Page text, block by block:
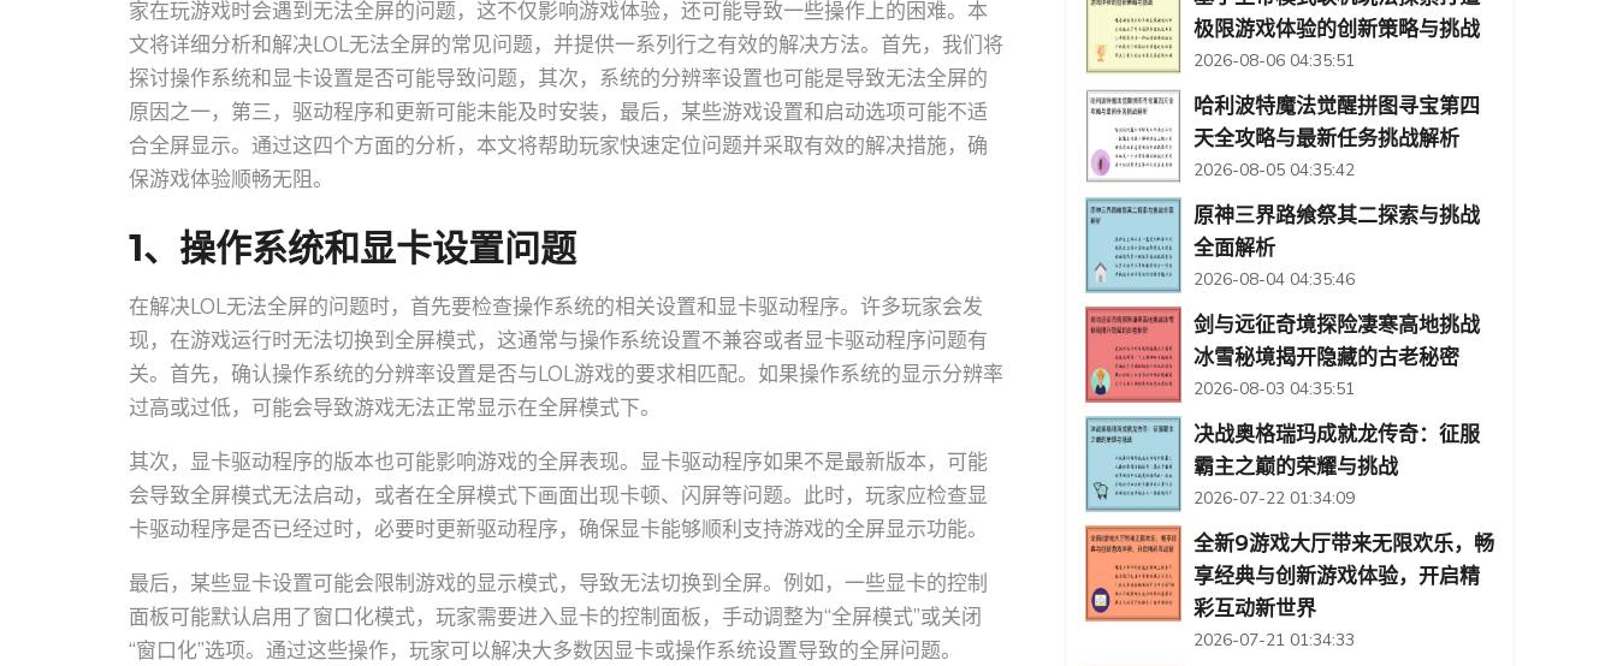
家在玩游戏时会遇到无法全屏的问题，这不仅影响游戏体验，还可能导致一些操作上的困难。本
文将详细分析和解决LOL无法全屏的常见问题，并提供一系列行之有效的解决方法。首先，我们将
探讨操作系统和显卡设置是否可能导致问题，其次，系统的分辨率设置也可能是导致无法全屏的
原因之一，第三，驱动程序和更新可能未能及时安装，最后，某些游戏设置和启动选项可能不适
合全屏显示。通过这四个方面的分析，本文将帮助玩家快速定位问题并采取有效的解决措施，确
保游戏体验顺畅无阻。
1、操作系统和显卡设置问题
在解决LOL无法全屏的问题时，首先要检查操作系统的相关设置和显卡驱动程序。许多玩家会发
现，在游戏运行时无法切换到全屏模式，这通常与操作系统设置不兼容或者显卡驱动程序问题有
关。首先，确认操作系统的分辨率设置是否与LOL游戏的要求相匹配。如果操作系统的显示分辨率
过高或过低，可能会导致游戏无法正常显示在全屏模式下。
其次，显卡驱动程序的版本也可能影响游戏的全屏表现。显卡驱动程序如果不是最新版本，可能
会导致全屏模式无法启动，或者在全屏模式下画面出现卡顿、闪屏等问题。此时，玩家应检查显
卡驱动程序是否已经过时，必要时更新驱动程序，确保显卡能够顺利支持游戏的全屏显示功能。
最后，某些显卡设置可能会限制游戏的显示模式，导致无法切换到全屏。例如，一些显卡的控制
面板可能默认启用了窗口化模式，玩家需要进入显卡的控制面板，手动调整为“全屏模式”或关闭
“窗口化”选项。通过这些操作，玩家可以解决大多数因显卡或操作系统设置导致的全屏问题。
极限游戏体验的创新策略与挑战
2026-08-06 04:35:51
哈利波特魔法觉醒拼图寻宝第四
天全攻略与最新任务挑战解析
2026-08-05 04:35:42
原神三界路飨祭其二探索与挑战
全面解析
2026-08-04 04:35:46
剑与远征奇境探险凄寒高地挑战
冰雪秘境揭开隐藏的古老秘密
2026-08-03 04:35:51
决战奥格瑞玛成就龙传奇：征服
霸主之巅的荣耀与挑战
2026-07-22 01:34:09
全新9游戏大厅带来无限欢乐，畅
享经典与创新游戏体验，开启精
彩互动新世界
2026-07-21 01:34:33